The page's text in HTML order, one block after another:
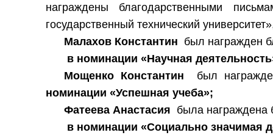
награждены благодарственными
государственный технический
Малахов Константин был награжден
в номинации «Научная
Мощенко Константин был
номинации «Успешная учеба»;
Фатеева Анастасия была награждена
в номинации «Социально значимая